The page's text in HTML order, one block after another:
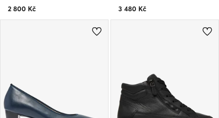
2 800 Kč
3 480 Kč